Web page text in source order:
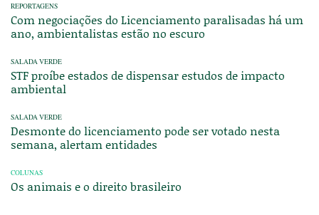
REPORTAGENS
Com negociações do Licenciamento paralisadas há um
ano, ambientalistas estão no escuro
SALADA VERDE
STF proíbe estados de dispensar estudos de impacto
ambiental
SALADA VERDE
Desmonte do licenciamento pode ser votado nesta
semana, alertam entidades
COLUNAS
Os animais e o direito brasileiro